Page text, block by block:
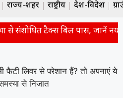
राज्य-शहर राष्ट्रीय देश-विदेश
टैक्स बिल पास, जानें नया
फैटी लिवर से परेशान हैं? तो अपनाएं ये
से निजात